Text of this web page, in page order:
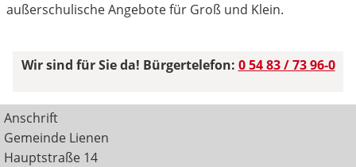
außerschulische Angebote für Groß und Klein.
Wir sind für Sie da! Bürgertelefon: 0 54 83 / 73 96-0
Anschrift
Gemeinde Lienen
Hauptstraße 14